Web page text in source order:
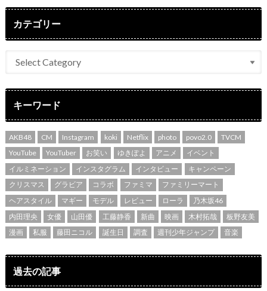
カテゴリー
キーワード
AKB48 CM Instagram koki Netflix photo povo2.0
TVCM
YouTube
YouTuber お笑い ゆきぽよ アニメ
イベント
イルミネーション
インスタグラム インタビュー
キャンペーン
クリスマス
グラビア コラボ ファミマ
ファミリーマート
ヘアスタイル
マギー モデル レビュー ローラ
乃木坂46
内田理央
女優 山田優 工藤静香 新曲 映画 木村拓哉
板野友美
漫画
私服 藤田ニコル 誕生日 調査 週刊少年ジャンプ 音楽
過去の記事